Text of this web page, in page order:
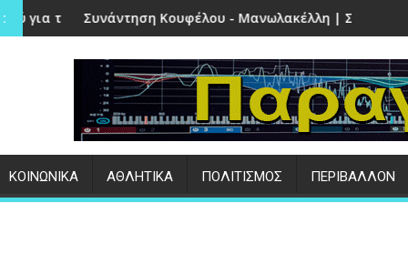
Πέτρα
Κουφέλου - Μανωλακέλλη | Στο επίκεντρο το παλιό
Επιτυχημένες
ΚΟΙΝΩΝΙΚΑ ΑΘΛΗΤΙΚΑ ΠΟΛΙΤΙΣΜΟΣ ΠΕΡΙΒΑΛΛΟΝ